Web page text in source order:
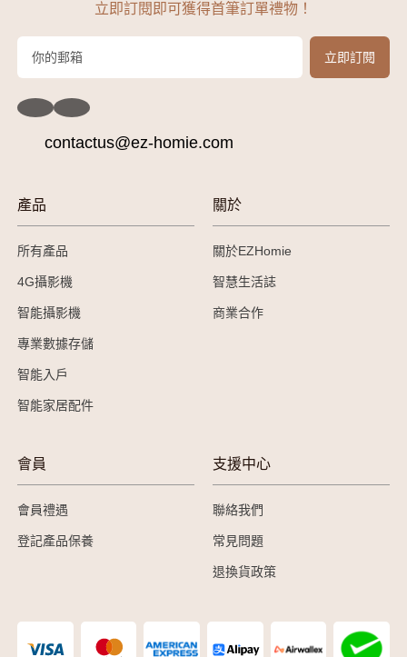
立即訂閱即可獲得首筆訂單禮物！
contactus@ez-homie.com
產品
所有產品
4G攝影機
智能攝影機
專業數據存儲
智能入戶
智能家居配件
關於
關於EZHomie
智慧生活誌
商業合作
會員
會員禮遇
登記產品保養
支援中心
聯絡我們
常見問題
退換貨政策